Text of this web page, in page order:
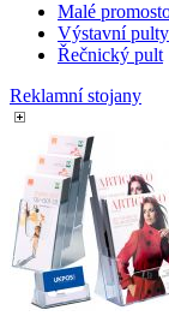
Malé
Výstavní pulty
Řečnický pult
Reklamní stojany